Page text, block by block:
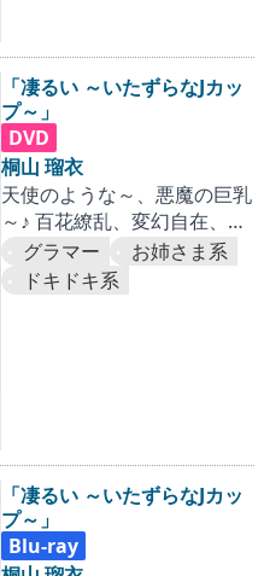
「凄るい ～いたずらなJカッ
プ～」
DVD
桐山 瑠衣
天使のような～、悪魔の巨乳
～♪ 百花繚乱、変幻自在、め
くるめくJカップの嵐！
グラマー
お姉さま系
ドキドキ系
「凄るい ～いたずらなJカッ
プ～」
Blu-ray